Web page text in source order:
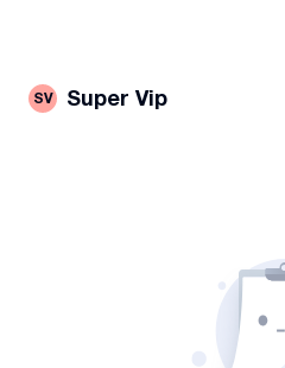
SV Super Vip